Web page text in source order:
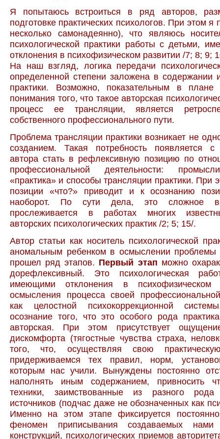
Я попытаюсь встроиться в ряд авторов,
подготовке практических психологов. При этом
несколько самонадеянно), что являюсь
психологической практики работы с детьми,
отклонения в психофизическом развитии /7; 8; 9;
На наш взгляд, логика передачи
определенной степени заложена в
практики. Возможно, показательным в
понимания того, что такое авторская
процесс ее трансляции, является
собственного профессионального пути.
Проблема трансляции практики возникает не
созданием. Такая потребность появляется с
автора стать в рефлексивную позицию по
профессиональной деятельности:
«практика» и способы трансляции практики. При
позиции «что?» приводит и к осознанию
наоборот. По сути дела, это сложное
прослеживается в работах многих
авторских психологических практик /2; 5; 15/.
Автор статьи как носитель психологической
аномальным ребенком в осмыслении проблемы
прошел ряд этапов. Первый этап можно
дорефлексивный. Это психологическая
имеющими отклонения в психофизическом
осмысления процесса своей
как целостной психокоррекционной
осознание того, что это особого рода
авторская. При этом присутствует
дискомфорта (тягостные чувства страха,
того, что, осуществляя свою
придерживаемся тех правил, норм,
которым нас учили. Вынуждены постоянно
наполнять иным содержанием, привносить
техники, заимствованные из разного рода
источников (подчас даже не обозначенных как
Именно на этом этапе фиксируется
феномен приписывания создаваемых нами
конструкций, психологических приемов